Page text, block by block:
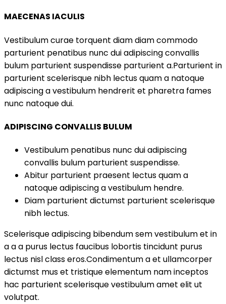
MAECENAS IACULIS
Vestibulum curae torquent diam diam commodo
parturient penatibus nunc dui adipiscing convallis
bulum parturient suspendisse parturient a.Parturient in
parturient scelerisque nibh lectus quam a natoque
adipiscing a vestibulum hendrerit et pharetra fames
nunc natoque dui.
ADIPISCING CONVALLIS BULUM
Vestibulum penatibus nunc dui adipiscing
convallis bulum parturient suspendisse.
Abitur parturient praesent lectus quam a
natoque adipiscing a vestibulum hendre.
Diam parturient dictumst parturient scelerisque
nibh lectus.
Scelerisque adipiscing bibendum sem vestibulum et in
a a a purus lectus faucibus lobortis tincidunt purus
lectus nisl class eros.Condimentum a et ullamcorper
dictumst mus et tristique elementum nam inceptos
hac parturient scelerisque vestibulum amet elit ut
volutpat.